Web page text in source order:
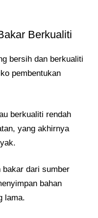
Berkualiti
bersih dan berkualiti
pembentukan
berkualiti rendah
yang akhirnya
bakar dari sumber
bahan
lama.